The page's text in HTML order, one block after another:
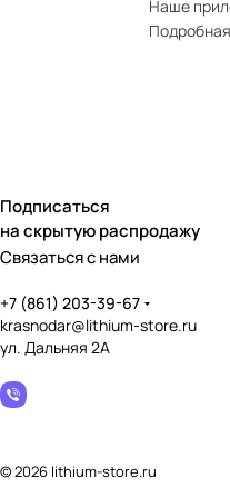
Наше
Подписаться
на скрытую распродажу
Связаться с нами
+7 (861) 203-39-67
krasnodar@lithium-store.ru
ул. Дальняя 2А
© 2026 lithium-store.ru